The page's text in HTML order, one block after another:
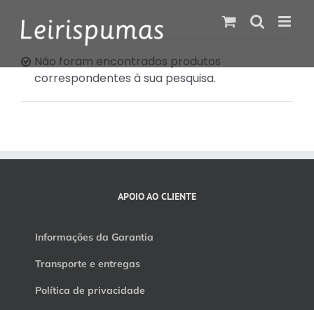
content
Não foram encontrados produtos
correspondentes à sua pesquisa.
APOIO AO CLIENTE
Informações da Garantia
Transporte e entregas
Política de privacidade